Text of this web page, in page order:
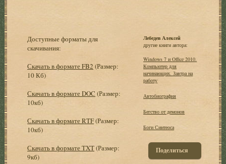
Доступные форматы для
скачивания:
Скачать в формате FB2 (Размер:
10 Кб)
Скачать в формате DOC (Размер:
10кб)
Скачать в формате RTF(Размер:
10кб)
Скачать в формате TXT(Размер:
9кб)
Лебедев Алексей
другие книги автора:
Windows 7 и Office 2010.
Компьютер для
начинающих. Завтра на
работу
Автобиография
Бегство от демонов
Боги Синтеоса
Поделиться